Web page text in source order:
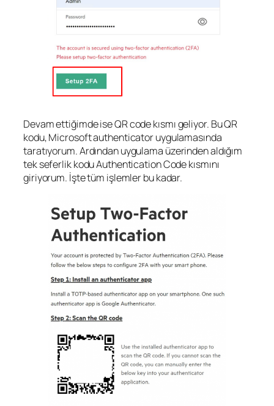
Devam ettiğimde ise QR code kısmı geliyor. Bu QR
kodu, Microsoft authenticator uygulamasında
taratıyorum. Ardından uygulama üzerinden aldığım
tek seferlik kodu Authentication Code kısmını
giriyorum. İşte tüm işlemler bu kadar.